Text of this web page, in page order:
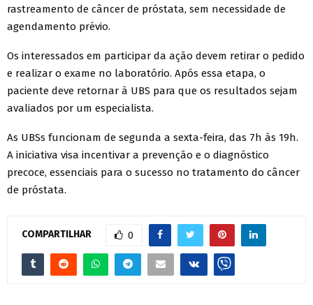
rastreamento de câncer de próstata, sem necessidade de
agendamento prévio.
Os interessados em participar da ação devem retirar o pedido
e realizar o exame no laboratório. Após essa etapa, o
paciente deve retornar à UBS para que os resultados sejam
avaliados por um especialista.
As UBSs funcionam de segunda a sexta-feira, das 7h às 19h.
A iniciativa visa incentivar a prevenção e o diagnóstico
precoce, essenciais para o sucesso no tratamento do câncer
de próstata.
COMPARTILHAR 0